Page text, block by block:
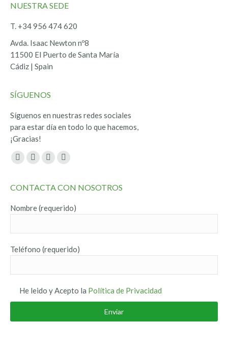
NUESTRA SEDE
T. +34 956 474 620
Avda. Isaac Newton nº8
11500 El Puerto de Santa María
Cádiz | Spain
SÍGUENOS
Síguenos en nuestras redes sociales
para estar día en todo lo que hacemos,
¡Gracias!
Encuéntranos en:
Facebook
opens
new
Twitter
opens
new
YouTube
opens
new
Instagram
opens
new
CONTACTA CON NOSOTROS
Nombre (requerido)
Teléfono (requerido)
He leido y Acepto la Política de Privacidad